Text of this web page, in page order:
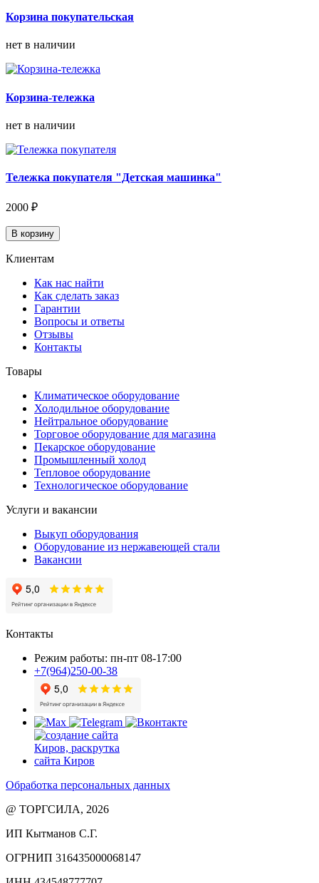
Корзина покупательская
нет в наличии
Корзина-тележка
нет в наличии
Тележка покупателя "Детская машинка"
2000 ₽
В корзину
Клиентам
Как нас найти
Как сделать заказ
Гарантии
Вопросы и ответы
Отзывы
Контакты
Товары
Климатическое оборудование
Холодильное оборудование
Нейтральное оборудование
Торговое оборудование для магазина
Пекарское оборудование
Промышленный холод
Тепловое оборудование
Технологическое оборудование
Услуги и вакансии
Выкуп оборудования
Оборудование из нержавеющей стали
Вакансии
Контакты
Режим работы: пн-пт 08-17:00
+7(964)250-00-38
Обработка персональных данных
@ ТОРГСИЛА, 2026
ИП Кытманов С.Г.
ОГРНИП 316435000068147